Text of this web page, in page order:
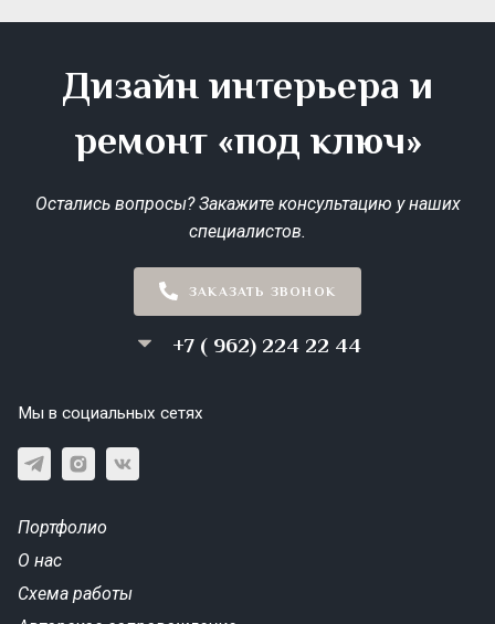
Дизайн интерьера и
ремонт «под ключ»
Остались вопросы? Закажите консультацию у наших
специалистов.
ЗАКАЗАТЬ ЗВОНОК
+7 ( 962) 224 22 44
Мы в социальных сетях
Портфолио
О нас
Схема работы